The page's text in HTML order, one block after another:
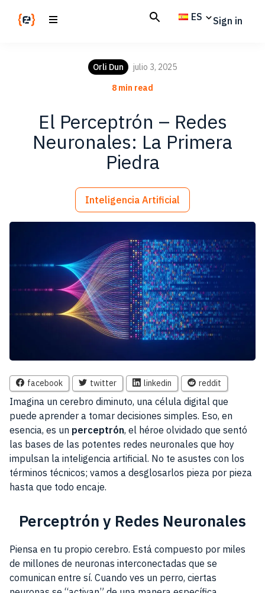
ES Sign in
Orli Dun
julio 3, 2025
8 min read
El Perceptrón – Redes
Neuronales: La Primera
Piedra
Inteligencia Artificial
facebook twitter linkedin reddit
Imagina un cerebro diminuto, una célula digital que
puede aprender a tomar decisiones simples. Eso, en
esencia, es un perceptrón, el héroe olvidado que sentó
las bases de las potentes redes neuronales que hoy
impulsan la inteligencia artificial. No te asustes con los
términos técnicos; vamos a desglosarlos pieza por pieza
hasta que todo encaje.
Perceptrón y Redes Neuronales
Piensa en tu propio cerebro. Está compuesto por miles
de millones de neuronas interconectadas que se
comunican entre sí. Cuando ves un perro, ciertas